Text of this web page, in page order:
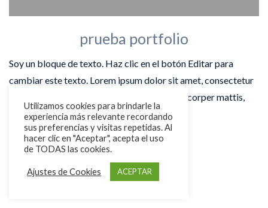
prueba portfolio
Soy un bloque de texto. Haz clic en el botón Editar para
cambiar este texto. Lorem ipsum dolor sit amet, consectetur
adipiscing elit. Ut elit tellus, luctus nec ullamcorper mattis,
pulvinar dapibus leo.
Utilizamos cookies para brindarle la
experiencia más relevante recordando
sus preferencias y visitas repetidas. Al
hacer clic en "Aceptar", acepta el uso
de TODAS las cookies.
Ajustes de Cookies ACEPTAR